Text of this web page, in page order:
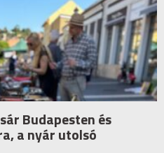
Budapesten és
a nyár utolsó